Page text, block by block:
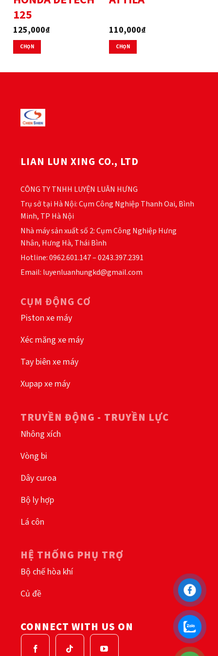
sản
phẩm
phẩm
125
125,000₫
CHỌN
biến
chọn
trên
trang
phẩm
110,000₫
CHỌN
có
chọn
trên
phẩm
LIAN LUN XING CO., LTD
CÔNG TY TNHH LUYỆN LUÂN HƯNG
Trụ sở tại Hà Nội: Cụm Công Nghiệp Thanh Oai, Bình
Minh, TP Hà Nội
Nhà máy sản xuất số 2: Cụm Công Nghiệp Hưng
Nhân, Hưng Hà, Thái Bình
Hotline: 0962.601.147 – 0243.397.2391
Email: luyenluanhungkd@gmail.com
CỤM ĐỘNG CƠ
Piston xe máy
Xéc măng xe máy
Tay biên xe máy
Xupap xe máy
TRUYỀN ĐỘNG - TRUYỀN LỰC
Nhông xích
Vòng bi
Dây curoa
Bộ ly hợp
Lá côn
HỆ THỐNG PHỤ TRỢ
Bộ chế hòa khí
Củ đề
CONNECT WITH US ON